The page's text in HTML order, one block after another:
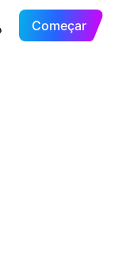
Começar